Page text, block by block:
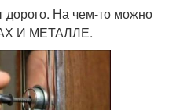
дорого. На чем-то можно
И МЕТАЛЛЕ.